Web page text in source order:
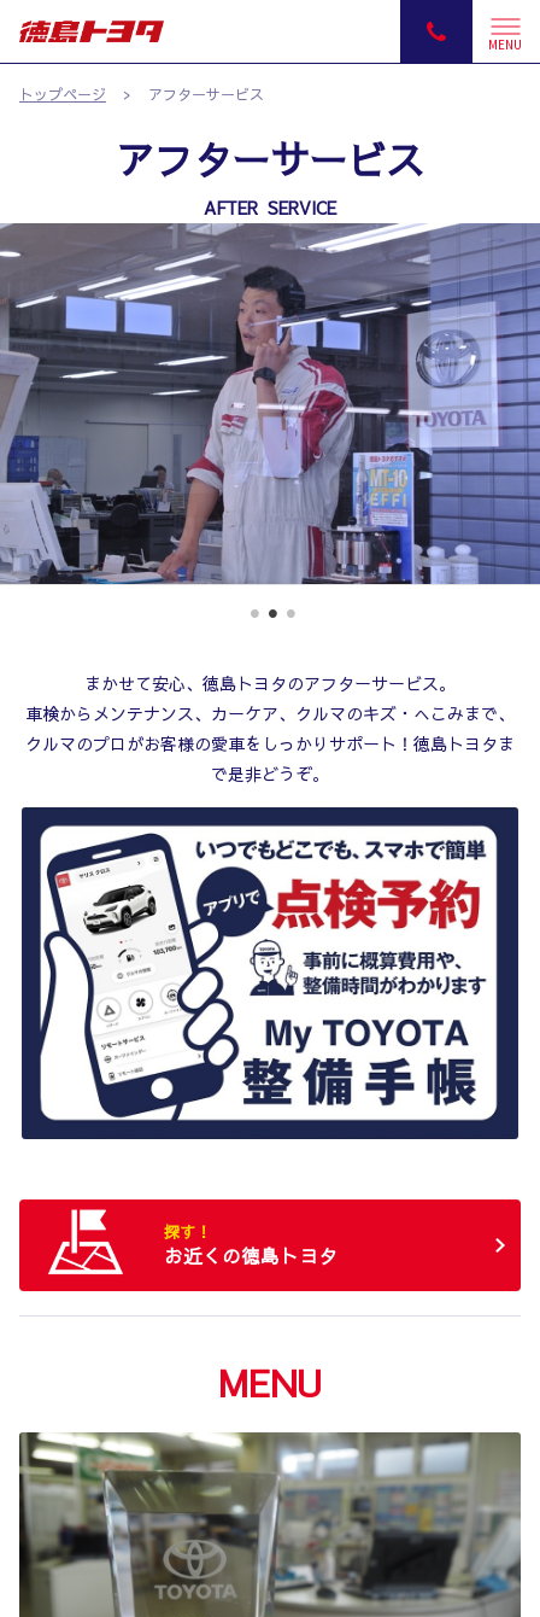
MENU
トップページ アフターサービス
アフターサービス
AFTER SERVICE
まかせて安心、徳島トヨタのアフターサービス。
車検からメンテナンス、カーケア、クルマのキズ・へこみまで、
クルマのプロがお客様の愛車をしっかりサポート！徳島トヨタま
で是非どうぞ。
探す！
お近くの徳島トヨタ
MENU